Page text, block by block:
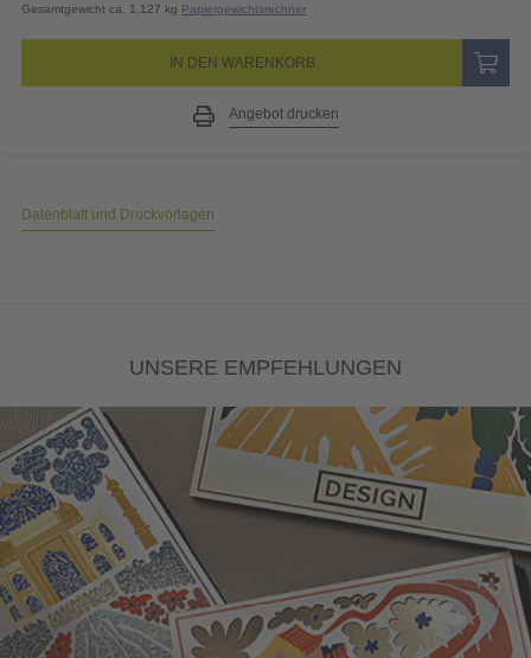
Gesamtgewicht ca. 1,127 kg Papiergewichtsrechner
IN DEN WARENKORB
Angebot drucken
Datenblatt und Druckvorlagen
UNSERE EMPFEHLUNGEN